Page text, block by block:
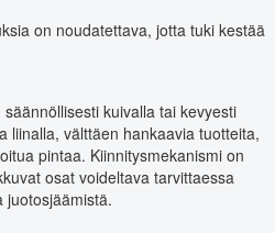
on noudatettava, jotta tuki kestää
kuivalla tai kevyesti
liinalla, välttäen hankaavia tuotteita,
pintaa. Kiinnitysmekanismi on
osat voideltava tarvittaessa
juotosjäämistä.